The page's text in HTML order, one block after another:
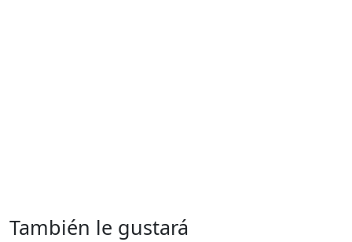
También le gustará